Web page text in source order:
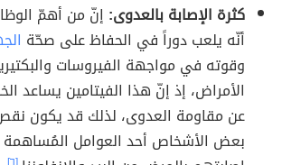
كثرة الإصابة بالعدوى: إنّ من أهمّ
أنّه يلعب دوراً في الحفاظ على صحّة
وقوته في مواجهة الفيروسات
الأمراض، إذ إنّ هذا الفيتامين يساعد
عن مقاومة العدوى، لذلك قد يكون
بعض الأشخاص أحد العوامل